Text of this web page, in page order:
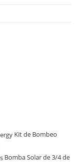
Kit de Bombeo
Bomba Solar de 3/4 de